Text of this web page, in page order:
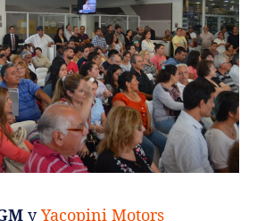
yYacopini Motors